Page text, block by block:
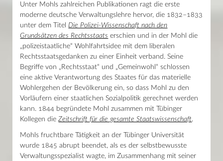
Unter Mohls zahlreichen Publikationen ragt die erste
moderne deutsche Verwaltungslehre hervor, die 1832–1833
unter dem Titel Die Polizei-Wissenschaft nach den
Grundsätzen des Rechtsstaats erschien und in der Mohl die
„polizeistaatliche“ Wohlfahrtsidee mit dem liberalen
Rechtsstaatsgedanken zu einer Einheit verband. Seine
Begriffe von „Rechtsstaat“ und „Gemeinwohl“ schlossen
eine aktive Verantwortung des Staates für das materielle
Wohlergehen der Bevölkerung ein, so dass Mohl zu den
Vorläufern einer staatlichen Sozialpolitik gerechnet werden
kann. 1844 begründete Mohl zusammen mit Tübinger
Kollegen dieZeitschrift für die gesamte Staatswissenschaft.
Mohls fruchtbare Tätigkeit an der Tübinger Universität
wurde 1845 abrupt beendet, als es der selbstbewusste
Verwaltungsspezialist wagte, im Zusammenhang mit seiner